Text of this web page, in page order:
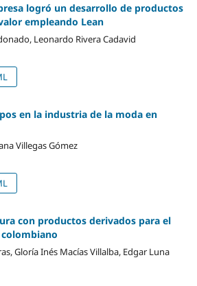
logró un desarrollo de productos
empleando Lean
Leonardo Rivera Cadavid
en la industria de la moda en
Villegas Gómez
con productos derivados para el
Gloría Inés Macías Villalba, Edgar Luna